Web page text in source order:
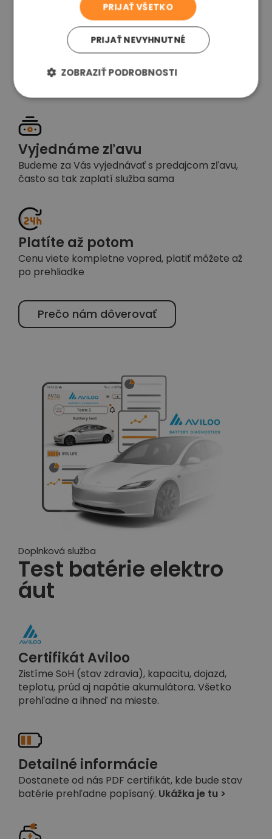
Garancia spokojnosti
Pokiaľ nebudete s našou prácou spokojní,
Vyjednáme zľavu
Budeme za Vás vyjednávať s predajcom zľavu,
často sa tak zaplatí služba sama
Platíte až potom
Cenu viete kompletne vopred, platiť môžete až
po prehliadke
Prečo nám dôverovať
Doplnková služba
Test batérie elektro
áut
Certifikát Aviloo
Zistíme SoH (stav zdravia), kapacitu, dojazd,
teplotu, prúd aj napätie akumulátora. Všetko
prehľadne a ihneď na mieste.
Detailné informácie
Dostanete od nás PDF certifikát, kde bude stav
batérie prehľadne popísaný. Ukážka je tu >
PRIJAŤ VŠETKO
PRIJAŤ NEVYHNUTNÉ
ZOBRAZIŤ PODROBNOSTI